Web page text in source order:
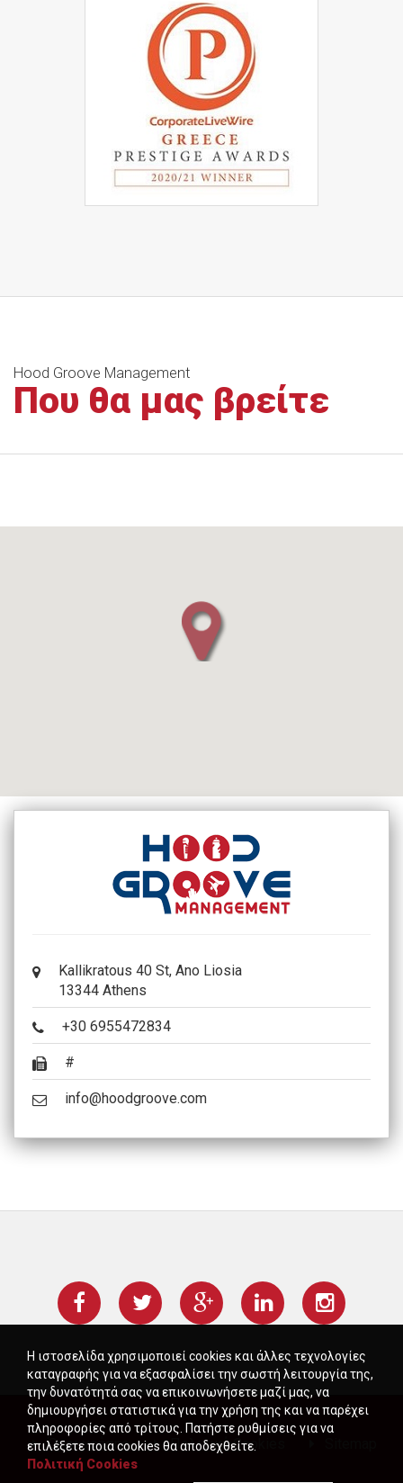
Hood Groove Management
Που θα μας βρείτε
Kallikratous 40 St, Ano Liosia
13344 Athens
+30 6955472834
#
info@hoodgroove.com
Όροι χρήσης Πολιτική Cookies
Η ιστοσελίδα χρησιμοποιεί cookies και άλλες τεχνολογίες
καταγραφής για να εξασφαλίσει την σωστή λειτουργία της,
την δυνατότητά σας να επικοινωνήσετε μαζί μας, να
δημιουργήσει στατιστικά για την χρήση της και να παρέχει
πληροφορίες από τρίτους. Πατήστε ρυθμίσεις για να
επιλέξετε ποια cookies θα αποδεχθείτε.
Πολιτική Cookies